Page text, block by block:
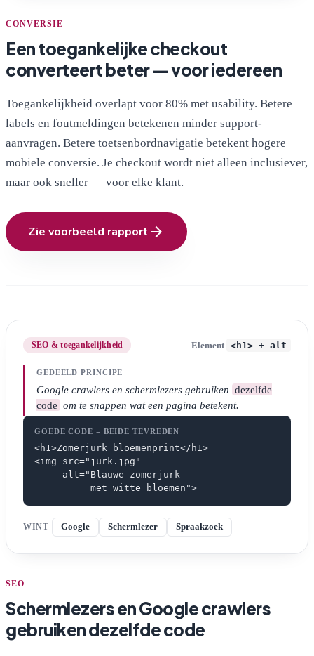
CONVERSIE
Een toegankelijke checkout
converteert beter — voor iedereen
Toegankelijkheid overlapt voor 80% met usability. Betere
labels en foutmeldingen betekenen minder support-
aanvragen. Betere toetsenbordnavigatie betekent hogere
mobiele conversie. Je checkout wordt niet alleen inclusiever,
maar ook sneller — voor elke klant.
Zie voorbeeld rapport arrow_forward
SEO & toegankelijkheid Element <h1> + alt
GEDEELD PRINCIPE
Google crawlers en schermlezers gebruiken dezelfde
code om te snappen wat een pagina betekent.
GOEDE CODE = BEIDE TEVREDEN
<h1>Zomerjurk bloemenprint</h1>
<img src="jurk.jpg"
     alt="Blauwe zomerjurk
          met witte bloemen">
WINT Google Schermlezer Spraakzoek
SEO
Schermlezers en Google crawlers
gebruiken dezelfde code